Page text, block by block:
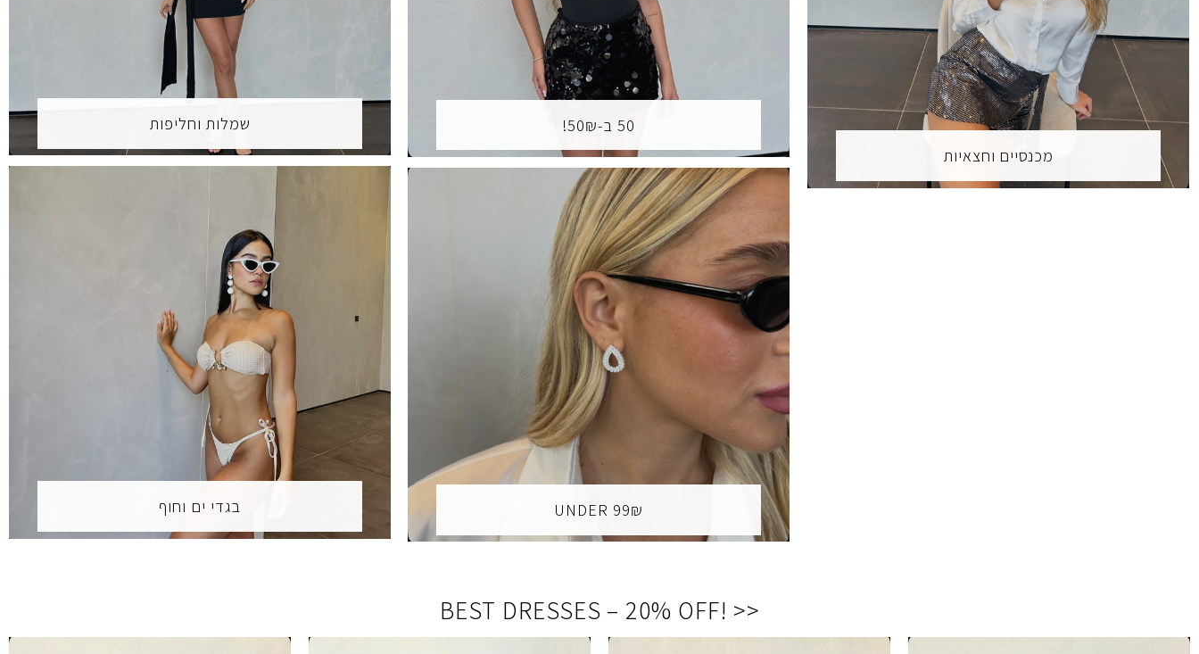
שמלות וחליפות 50 ב-50₪!
מכנסיים וחצאיות
בגדי ים וחוף UNDER 99₪
<<
!
BEST DRESSES – 20% OFF